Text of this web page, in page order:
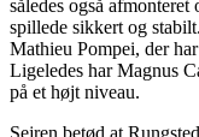
således også
spillede sikkert og
Mathieu Pompei, der
Ligeledes har Magnus
på et højt niveau.
Sejren betød at